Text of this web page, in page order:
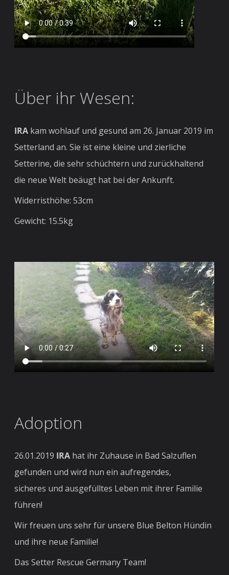
Über ihr Wesen:
IRA kam wohlauf und gesund am 26. Januar 2019 im
Setterland an. Sie ist eine kleine und zierliche
Setterine, die sehr schüchtern und zurückhaltend
die neue Welt beäugt hat bei der Ankunft.
Widerristhöhe: 53cm
Gewicht: 15.5kg
Adoption
26.01.2019 IRA hat ihr Zuhause in Bad Salzuflen
gefunden und wird nun ein aufregendes,
sicheres und ausgefülltes Leben mit ihrer Familie
führen!
Wir freuen uns sehr für unsere Blue Belton Hündin
und ihre neue Familie!
Das Setter Rescue Germany Team!